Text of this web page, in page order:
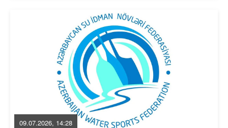
09.07.2026, 14:28